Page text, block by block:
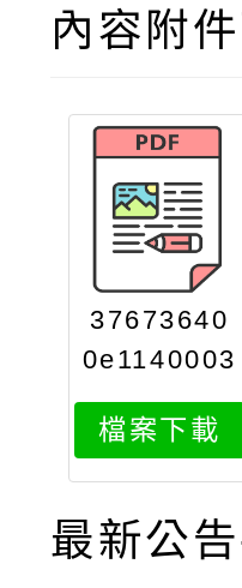
內容附
37673640
0e1140003
994attach
1
檔案下載
最新公